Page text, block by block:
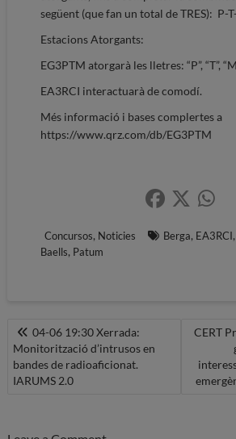
següent (que fan un total de TRES): P-
Estacions Atorgants:
EG3PTM atorgarà les lletres: “P”, “T”,
EA3RCI interactuarà de comodí.
Més informació i bases complertes a
https://www.qrz.com/db/EG3PTM
Concursos, Noticies Berga, EA3RCI,
Baells, Patum
Navegació
d'entrades
04-06 19:30 Xerrada:
Monitorització d’intrusos en
bandes de radioaficionat.
IARUMS 2.0
CERT